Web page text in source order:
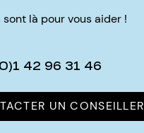
là pour vous aider !
42 96 31 46
UN CONSEILLER